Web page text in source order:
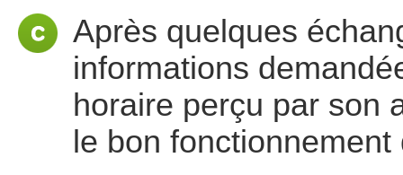
Après quelques
informations
horaire perçu par son
le bon fonctionnement